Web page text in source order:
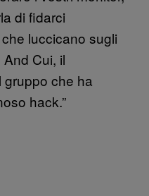
di fidarci
luccicano sugli
Cui, il
gruppo che ha
hack.”